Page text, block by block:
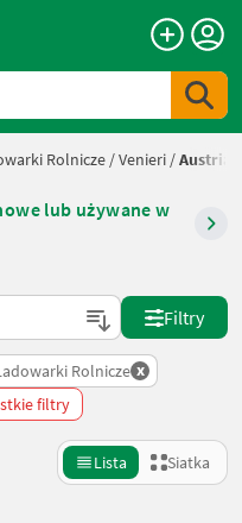
Rolnicze /Venieri /Austria
lub używane w
Filtry
Rolnicze x
filtry
Lista Siatka